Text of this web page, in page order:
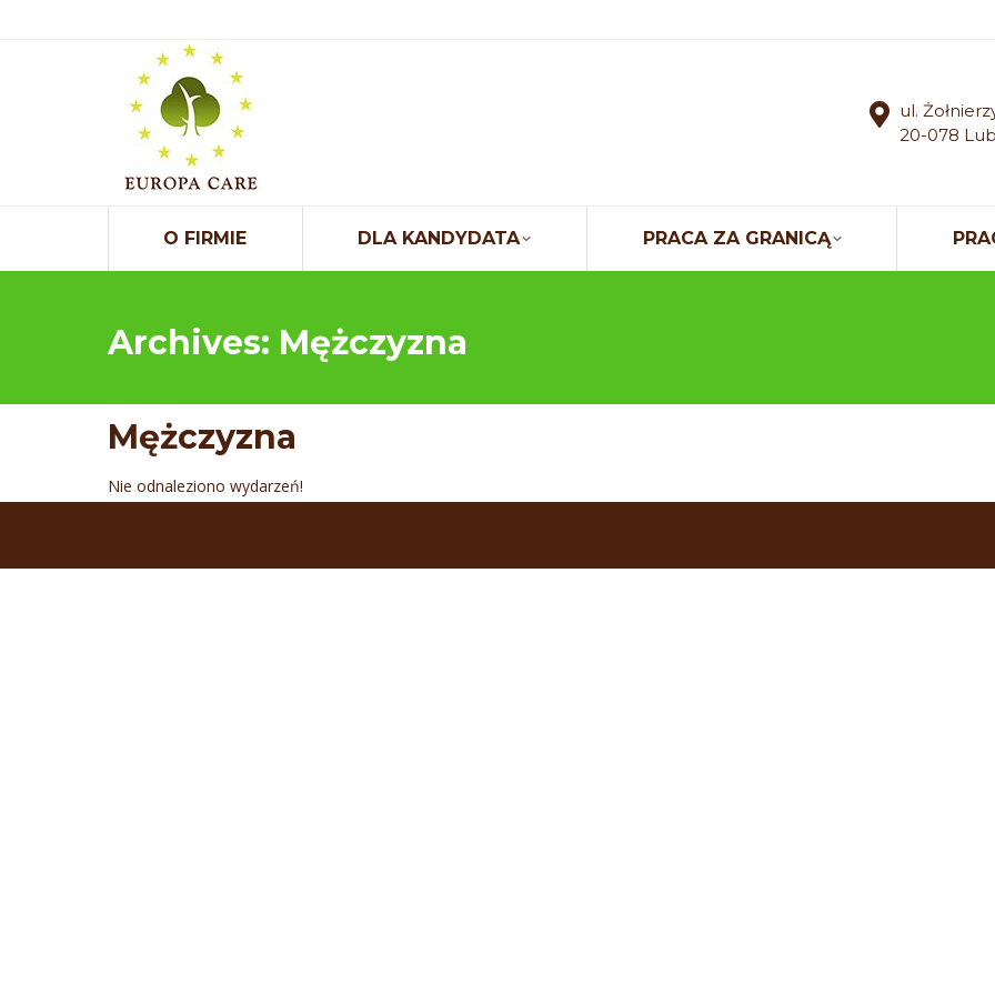
ul.
20-078
O FIRMIE DLA KANDYDATA PRACA ZA GRANICĄ
Archives: Mężczyzna
Mężczyzna
Nie odnaleziono wydarzeń!